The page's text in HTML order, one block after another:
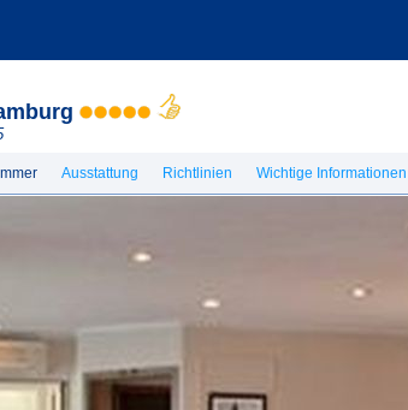
Ausstattung Richtlinien Wichtige Informationen